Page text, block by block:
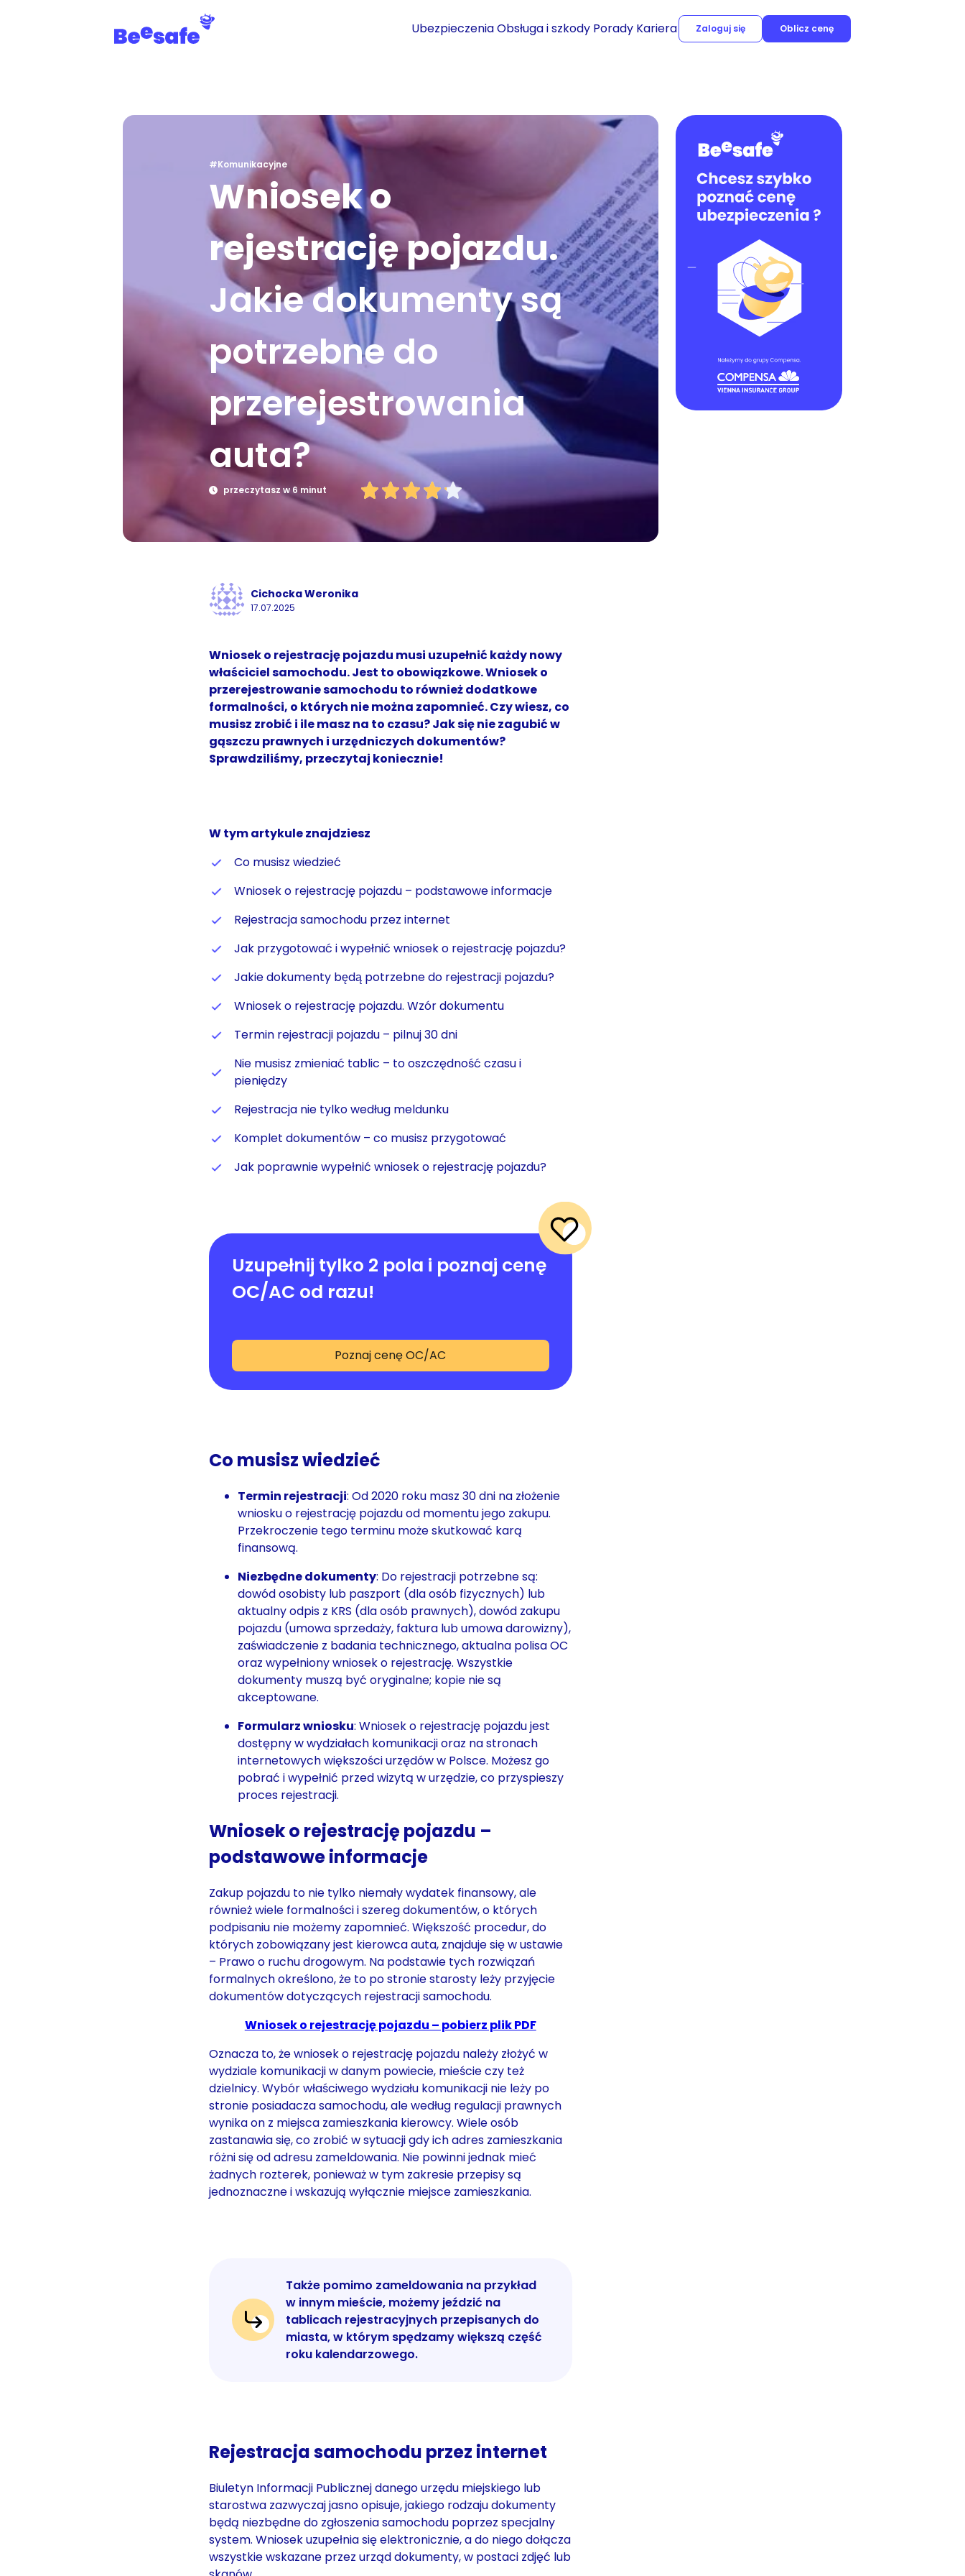
UbezpieczeniaObsługa i szkody Porady Kariera Zaloguj się Oblicz cenę
#Komunikacyjne
Wniosek o
rejestrację pojazdu.
Jakie dokumenty są
potrzebne do
przerejestrowania
auta?
przeczytasz w 6 minut
Cichocka Weronika
17.07.2025
Wniosek o rejestrację pojazdu musi uzupełnić każdy nowy
właściciel samochodu. Jest to obowiązkowe. Wniosek o
przerejestrowanie samochodu to również dodatkowe
formalności, o których nie można zapomnieć. Czy wiesz, co
musisz zrobić i ile masz na to czasu? Jak się nie zagubić w
gąszczu prawnych i urzędniczych dokumentów?
Sprawdziliśmy, przeczytaj koniecznie!
W tym artykule znajdziesz
Co musisz wiedzieć
Wniosek o rejestrację pojazdu – podstawowe informacje
Rejestracja samochodu przez internet
Jak przygotować i wypełnić wniosek o rejestrację pojazdu?
Jakie dokumenty będą potrzebne do rejestracji pojazdu?
Wniosek o rejestrację pojazdu. Wzór dokumentu
Termin rejestracji pojazdu – pilnuj 30 dni
Nie musisz zmieniać tablic – to oszczędność czasu i
pieniędzy
Rejestracja nie tylko według meldunku
Komplet dokumentów – co musisz przygotować
Jak poprawnie wypełnić wniosek o rejestrację pojazdu?
Uzupełnij tylko 2 pola i poznaj cenę
OC/AC od razu!
Poznaj cenę OC/AC
Co musisz wiedzieć
Termin rejestracji: Od 2020 roku masz 30 dni na złożenie
wniosku o rejestrację pojazdu od momentu jego zakupu.
Przekroczenie tego terminu może skutkować karą
finansową.
Niezbędne dokumenty: Do rejestracji potrzebne są:
dowód osobisty lub paszport (dla osób fizycznych) lub
aktualny odpis z KRS (dla osób prawnych), dowód zakupu
pojazdu (umowa sprzedaży, faktura lub umowa darowizny),
zaświadczenie z badania technicznego, aktualna polisa OC
oraz wypełniony wniosek o rejestrację. Wszystkie
dokumenty muszą być oryginalne; kopie nie są
akceptowane. ​
Formularz wniosku: Wniosek o rejestrację pojazdu jest
dostępny w wydziałach komunikacji oraz na stronach
internetowych większości urzędów w Polsce. Możesz go
pobrać i wypełnić przed wizytą w urzędzie, co przyspieszy
proces rejestracji.
Wniosek o rejestrację pojazdu –
podstawowe informacje
Zakup pojazdu to nie tylko niemały wydatek finansowy, ale
również wiele formalności i szereg dokumentów, o których
podpisaniu nie możemy zapomnieć. Większość procedur, do
których zobowiązany jest kierowca auta, znajduje się w ustawie
– Prawo o ruchu drogowym. Na podstawie tych rozwiązań
formalnych określono, że to po stronie starosty leży przyjęcie
dokumentów dotyczących rejestracji samochodu.
Wniosek o rejestrację pojazdu – pobierz plik PDF
Oznacza to, że wniosek o rejestrację pojazdu należy złożyć w
wydziale komunikacji w danym powiecie, mieście czy też
dzielnicy. Wybór właściwego wydziału komunikacji nie leży po
stronie posiadacza samochodu, ale według regulacji prawnych
wynika on z miejsca zamieszkania kierowcy. Wiele osób
zastanawia się, co zrobić w sytuacji gdy ich adres zamieszkania
różni się od adresu zameldowania. Nie powinni jednak mieć
żadnych rozterek, ponieważ w tym zakresie przepisy są
jednoznaczne i wskazują wyłącznie miejsce zamieszkania.
Także pomimo zameldowania na przykład
w innym mieście, możemy jeździć na
tablicach rejestracyjnych przepisanych do
miasta, w którym spędzamy większą część
roku kalendarzowego.
Rejestracja samochodu przez internet
Biuletyn Informacji Publicznej danego urzędu miejskiego lub
starostwa zazwyczaj jasno opisuje, jakiego rodzaju dokumenty
będą niezbędne do zgłoszenia samochodu poprzez specjalny
system. Wniosek uzupełnia się elektronicznie, a do niego dołącza
wszystkie wskazane przez urząd dokumenty, w postaci zdjęć lub